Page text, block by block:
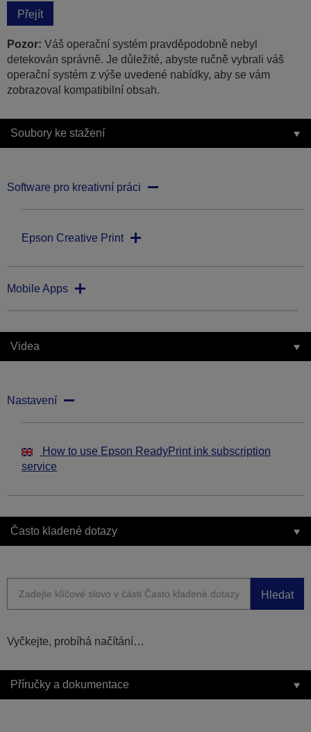
Přejít
Pozor: Váš operační systém pravděpodobně nebyl
detekován správně. Je důležité, abyste ručně vybrali váš
operační systém z výše uvedené nabídky, aby se vám
zobrazoval kompatibilní obsah.
Soubory ke stažení
Software pro kreativní práci
Epson Creative Print
Mobile Apps
Videa
Nastavení
How to use Epson ReadyPrint ink subscription
service
Často kladené dotazy
Hledat
Vyčkejte, probíhá načítání…
Příručky a dokumentace